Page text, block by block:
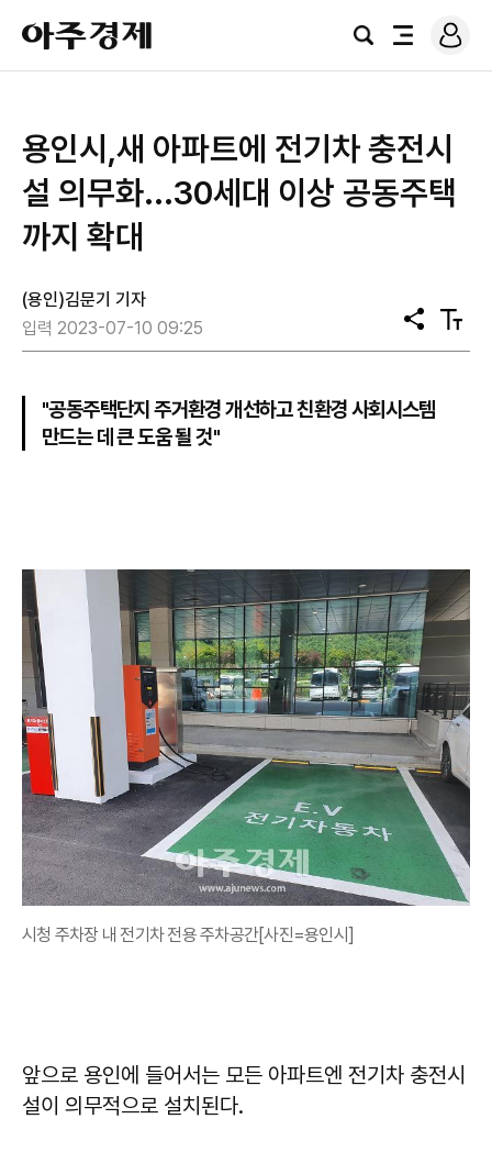
아
주
경
검
전
로
그
용인시,새 아파트에 전기차 충전시
설 의무화...30세대 이상 공동주택
까지 확대
(용인)김문기 기자
입력 2023-07-10 09:25
공
유
텍
스
"공동주택단지 주거환경 개선하고 친환경 사회시스템
만드는 데 큰 도움 될 것"
시청 주차장 내 전기차 전용 주차공간[사진=용인시]
앞으로 용인에 들어서는 모든 아파트엔 전기차 충전시
설이 의무적으로 설치된다.